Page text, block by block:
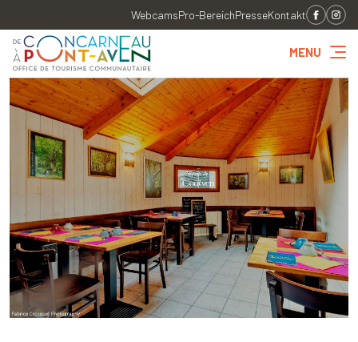
WebcamsPro-BereichPresseKontakt
MENU